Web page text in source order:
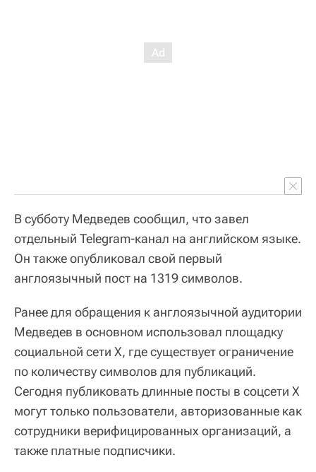
В субботу Медведев сообщил, что завел
отдельный Telegram-канал на английском языке.
Он также опубликовал свой первый
англоязычный пост на 1319 символов.
Ранее для обращения к англоязычной аудитории
Медведев в основном использовал площадку
социальной сети X, где существует ограничение
по количеству символов для публикаций.
Сегодня публиковать длинные посты в соцсети X
могут только пользователи, авторизованные как
сотрудники верифицированных организаций, а
также платные подписчики.